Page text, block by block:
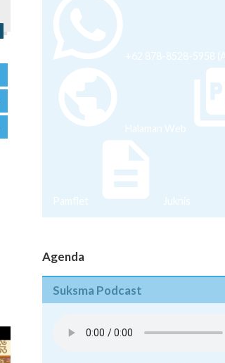
+62 878-8528-5958
Halaman Web
Pamflet Juknis
Agenda
Suksma Podcast